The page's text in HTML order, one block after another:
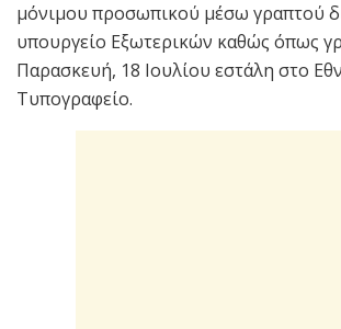
μόνιμου προσωπικού μέσω γραπτού
υπουργείο Εξωτερικών καθώς όπως
Παρασκευή, 18 Ιουλίου εστάλη στο
Τυπογραφείο.